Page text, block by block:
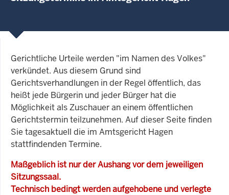
Gerichtliche Urteile werden "im Namen des Volkes"
verkündet. Aus diesem Grund sind
Gerichtsverhandlungen in der Regel öffentlich, das
heißt jede Bürgerin und jeder Bürger hat die
Möglichkeit als Zuschauer an einem öffentlichen
Gerichtstermin teilzunehmen. Auf dieser Seite finden
Sie tagesaktuell die im Amtsgericht Hagen
stattfindenden Termine.
Maßgeblich ist nur der Aushang vor dem jeweiligen
Sitzungssaal.
Technisch bedingt werden aufgehobene und verlegte